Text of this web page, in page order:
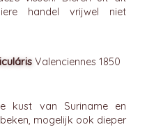
handel vrijwel niet
Valenciennes 1850
kust van Suriname en
mogelijk ook dieper